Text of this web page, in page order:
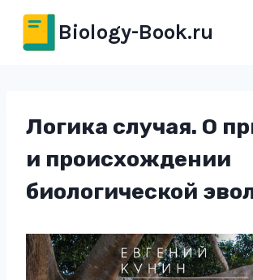
Перейти
содержимому
Biology-Book.ru
Логика случая. О
и происхождении
биологической